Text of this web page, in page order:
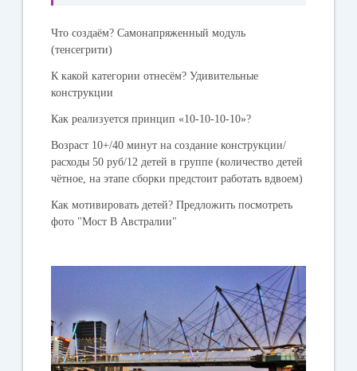
Что создаём? Самонапряженный модуль
(тенсегрити)
К какой категории отнесём? Удивительные
конструкции
Как реализуется принцип «10-10-10-10»?
Возраст 10+/40 минут на создание конструкции/
расходы 50 руб/12 детей в группе (количество детей
чётное, на этапе сборки предстоит работать вдвоем)
Как мотивировать детей? Предложить посмотреть
фото "Мост В Австралии"